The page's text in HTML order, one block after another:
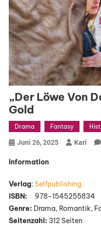
„Der Löwe Von
Gold
Drama Fantasy
Juni 26, 2025 Kari
Information
Verlag: Selfpublishing
ISBN: ‎ ‎ ‎ ‎ 978-1545255834
Genre: Drama, Romantik,
Seitenzahl: 312 Seiten